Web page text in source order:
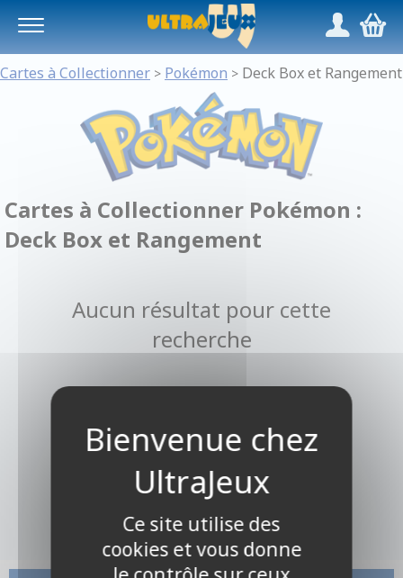
/,
Cartes à Collectionner > Pokémon > Deck Box et Rangement
Cartes à Collectionner Pokémon :
Deck Box et Rangement
Aucun résultat pour cette
recherche
Ce site utilise des
cookies et vous donne